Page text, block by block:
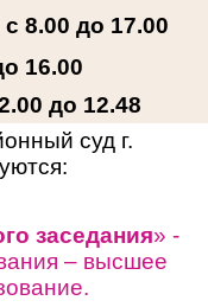
8.00 до 17.00
16.00
до 12.48
суд г.
заседания» -
– высшее